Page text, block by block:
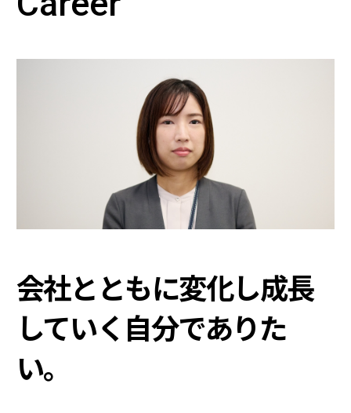
会社とともに変化し成長
していく自分でありた
い。